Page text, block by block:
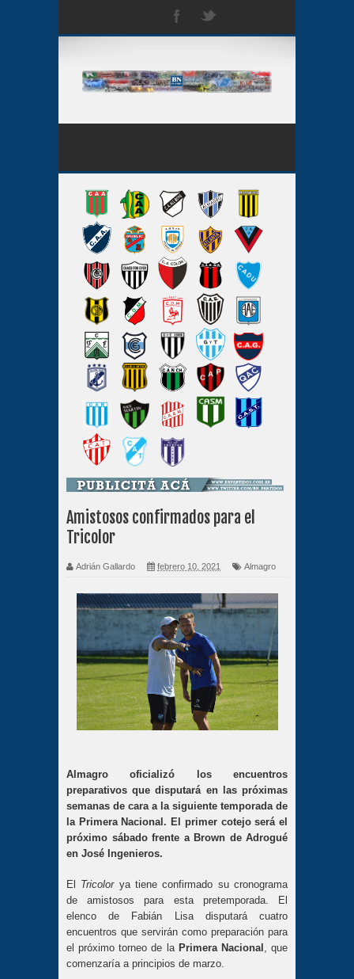
Amistosos confirmados para el
Tricolor
Adrián Gallardo febrero 10, 2021 Almagro
Almagro oficializó los encuentros
preparativos que disputará en las próximas
semanas de cara a la siguiente temporada de
la Primera Nacional. El primer cotejo será el
próximo sábado frente a Brown de Adrogué
en José Ingenieros.
El Tricolor ya tiene confirmado su cronograma
de amistosos para esta pretemporada. El
elenco de Fabián Lisa disputará cuatro
encuentros que servirán como preparación para
el próximo torneo de la Primera Nacional , que
comenzaría a principios de marzo.